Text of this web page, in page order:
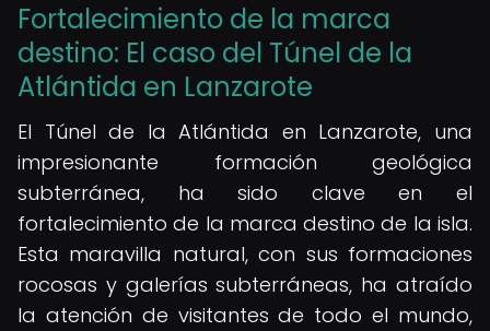
Fortalecimiento de la marca
destino: El caso del Túnel de la
Atlántida en Lanzarote
El Túnel de la Atlántida en Lanzarote, una
impresionante formación geológica
subterránea, ha sido clave en el
fortalecimiento de la marca destino de la isla.
Esta maravilla natural, con sus formaciones
rocosas y galerías subterráneas, ha atraído
la atención de visitantes de todo el mundo,